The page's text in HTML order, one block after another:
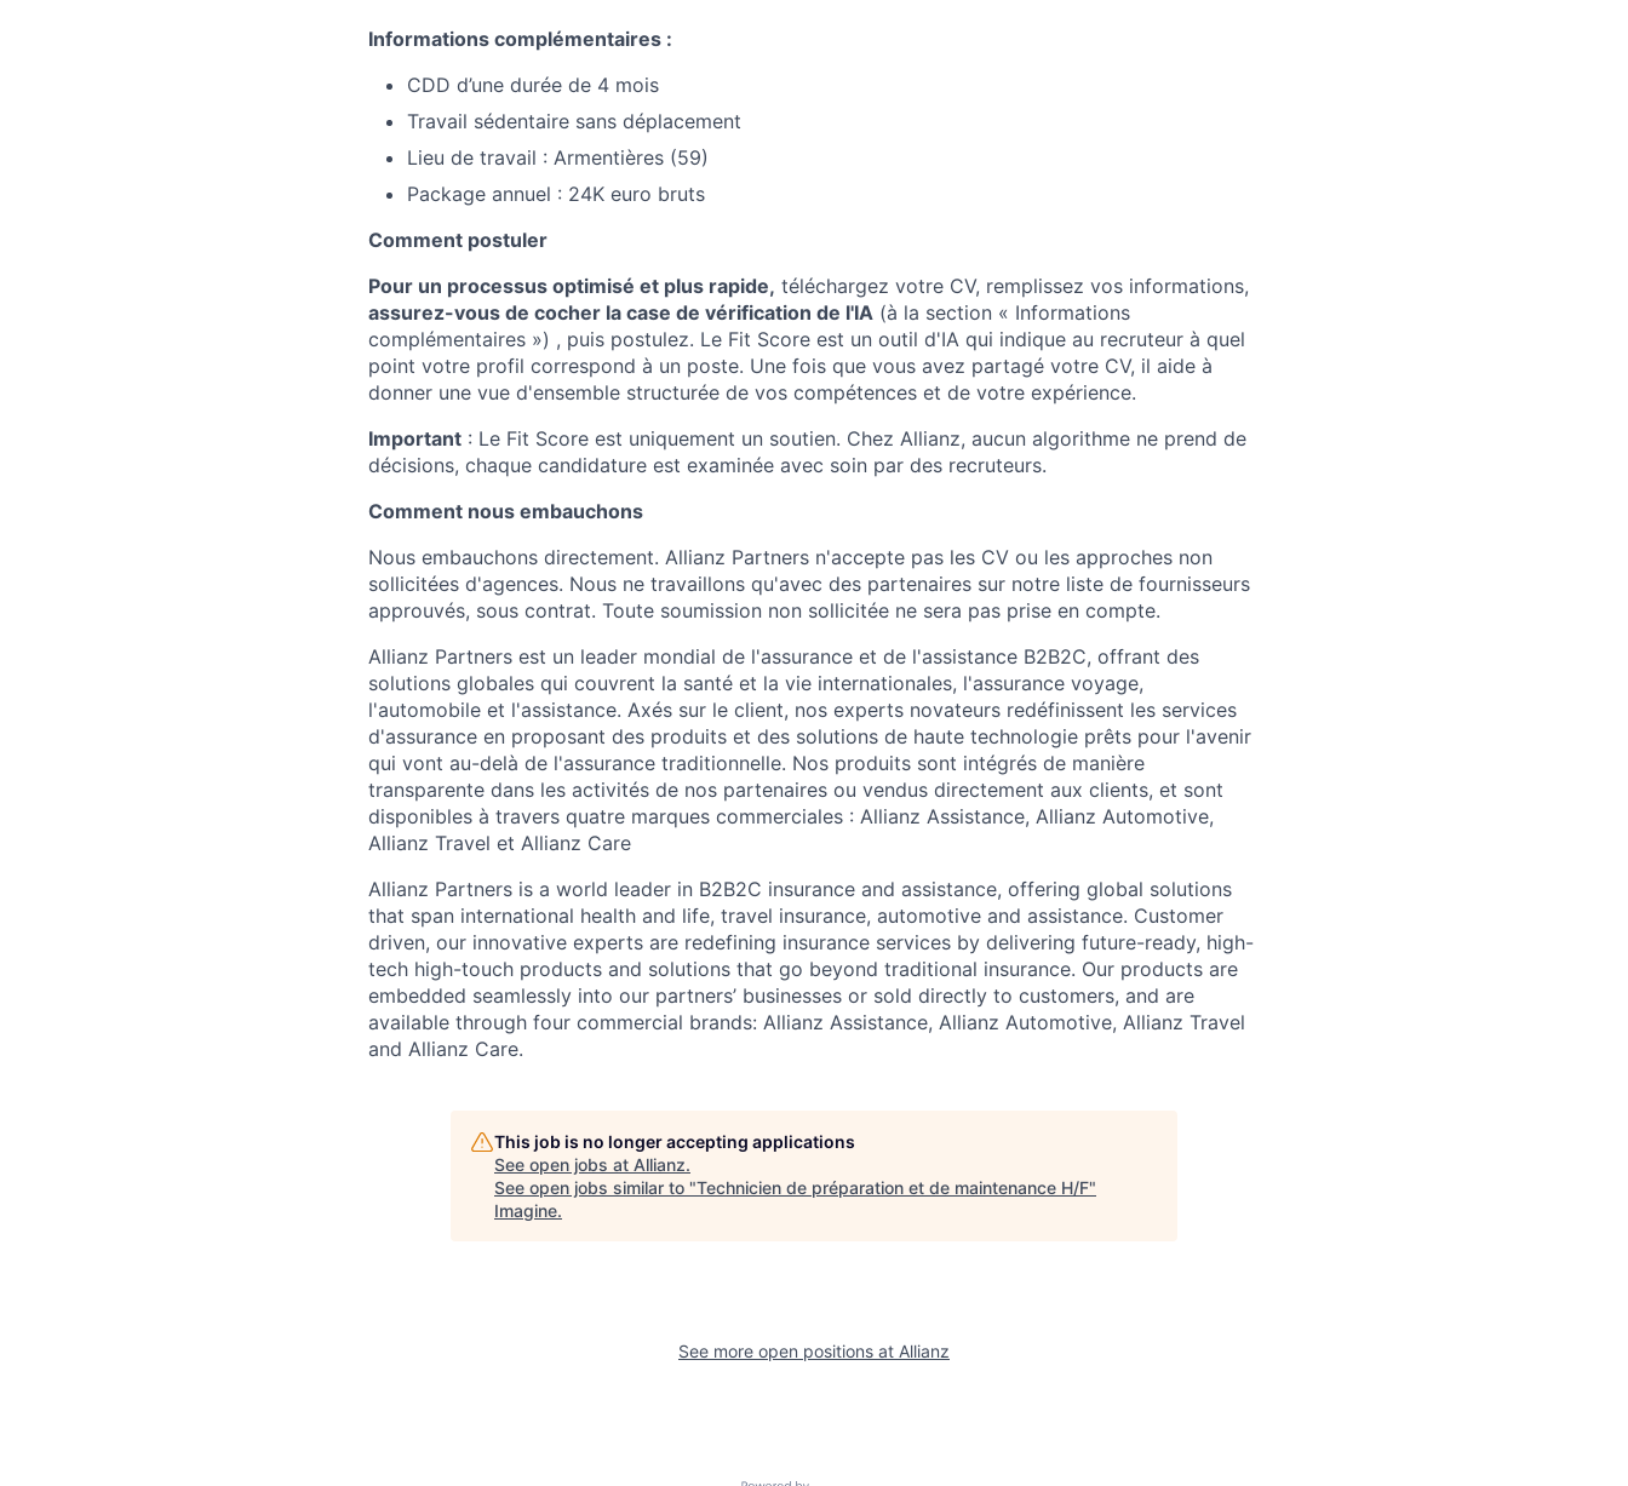
Informations complémentaires :
CDD d’une durée de 4 mois
Travail sédentaire sans déplacement
Lieu de travail : Armentières (59)
Package annuel : 24K euro bruts
Comment postuler
Pour un processus optimisé et plus rapide, téléchargez votre CV, remplissez vos informations,
assurez-vous de cocher la case de vérification de l'IA (à la section « Informations
complémentaires ») , puis postulez. Le Fit Score est un outil d'IA qui indique au recruteur à quel
point votre profil correspond à un poste. Une fois que vous avez partagé votre CV, il aide à
donner une vue d'ensemble structurée de vos compétences et de votre expérience.
Important : Le Fit Score est uniquement un soutien. Chez Allianz, aucun algorithme ne prend de
décisions, chaque candidature est examinée avec soin par des recruteurs.
Comment nous embauchons
Nous embauchons directement. Allianz Partners n'accepte pas les CV ou les approches non
sollicitées d'agences. Nous ne travaillons qu'avec des partenaires sur notre liste de fournisseurs
approuvés, sous contrat. Toute soumission non sollicitée ne sera pas prise en compte.
Allianz Partners est un leader mondial de l'assurance et de l'assistance B2B2C, offrant des
solutions globales qui couvrent la santé et la vie internationales, l'assurance voyage,
l'automobile et l'assistance. Axés sur le client, nos experts novateurs redéfinissent les services
d'assurance en proposant des produits et des solutions de haute technologie prêts pour l'avenir
qui vont au-delà de l'assurance traditionnelle. Nos produits sont intégrés de manière
transparente dans les activités de nos partenaires ou vendus directement aux clients, et sont
disponibles à travers quatre marques commerciales : Allianz Assistance, Allianz Automotive,
Allianz Travel et Allianz Care
Allianz Partners is a world leader in B2B2C insurance and assistance, offering global solutions
that span international health and life, travel insurance, automotive and assistance. Customer
driven, our innovative experts are redefining insurance services by delivering future-ready, high-
tech high-touch products and solutions that go beyond traditional insurance. Our products are
embedded seamlessly into our partners’ businesses or sold directly to customers, and are
available through four commercial brands: Allianz Assistance, Allianz Automotive, Allianz Travel
and Allianz Care.
This job is no longer accepting applications
See open jobs at Allianz.
See open jobs similar to "Technicien de préparation et de maintenance H/F"
Imagine.
See more open positions at Allianz